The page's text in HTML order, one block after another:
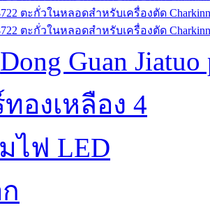
Dong Guan